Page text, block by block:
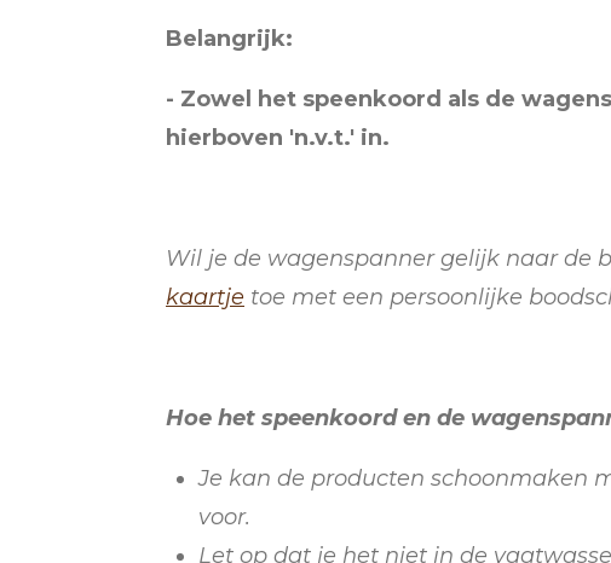
Belangrijk:
- Zowel het speenkoord als de
hierboven 'n.v.t.' in.
Wil je de wagenspanner gelijk naar de
kaartje toe met een persoonlijke
Hoe het speenkoord en de
Je kan de producten schoonmaken
voor.
Let op dat je het niet in de